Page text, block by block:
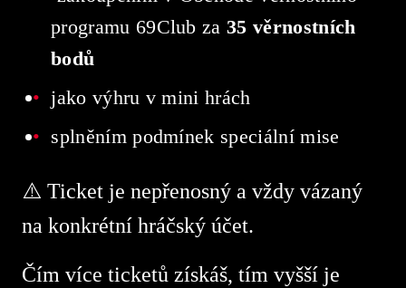
programu 69Club za35 věrnostních
bodů
jako výhru v mini hrách
splněním podmínek speciální mise
⚠️ Ticket je nepřenosný a vždy vázaný
na konkrétní hráčský účet.
Čím více ticketů získáš, tím vyšší je